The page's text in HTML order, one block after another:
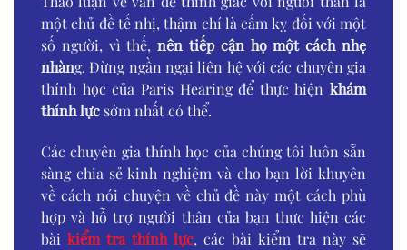
một chủ đề tế nhị, thậm chí là cấm kỵ đối với một
số người, vì thế,nên tiếp cận họ một cách nhẹ
nhàng. Đừng ngần ngại liên hệ với các chuyên gia
thính học của Paris Hearing để thực hiện khám
thính lực sớm nhất có thể.
Các chuyên gia thính học của chúng tôi luôn sẵn
sàng chia sẻ kinh nghiệm và cho bạn lời khuyên
về cách nói chuyện về chủ đề này một cách phù
hợp và hỗ trợ người thân của bạn thực hiện các
bài kiểm tra thính lực, các bài kiểm tra này sẽ